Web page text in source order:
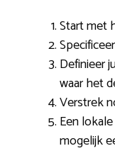
Start met
Definieer
waar het
Verstrek
Een
mogelijk